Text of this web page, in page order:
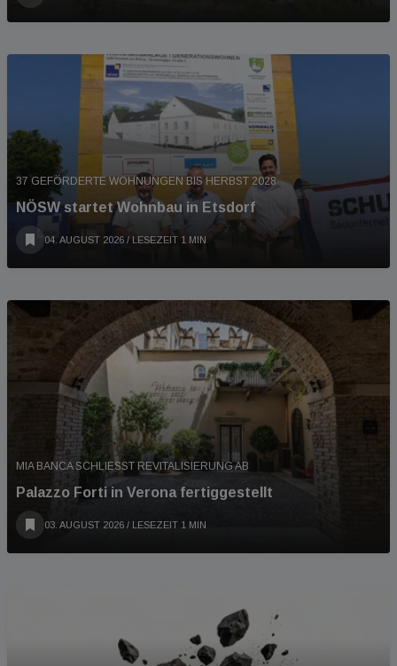
37 GEFÖRDERTE WOHNUNGEN BIS HERBST 2028
NÖSW startet Wohnbau in Etsdorf
04. AUGUST 2026 / LESEZEIT 1 MIN
MIA BANCA SCHLIESST REVITALISIERUNG AB
Palazzo Forti in Verona fertiggestellt
03. AUGUST 2026 / LESEZEIT 1 MIN